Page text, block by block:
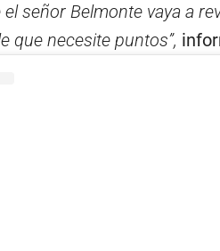
señor Belmonte vaya a
que necesite puntos”,